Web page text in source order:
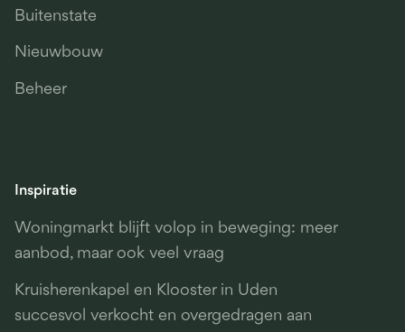
Buitenstate
Nieuwbouw
Beheer
Inspiratie
Woningmarkt blijft volop in beweging: meer
aanbod, maar ook veel vraag
Kruisherenkapel en Klooster in Uden
succesvol verkocht en overgedragen aan